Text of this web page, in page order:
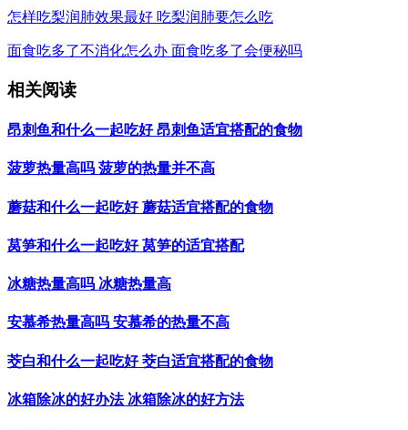
怎样吃梨润肺效果最好 吃梨润肺要怎么吃
面食吃多了不消化怎么办 面食吃多了会便秘吗
相关阅读
昂刺鱼和什么一起吃好 昂刺鱼适宜搭配的食物
菠萝热量高吗 菠萝的热量并不高
蘑菇和什么一起吃好 蘑菇适宜搭配的食物
莴笋和什么一起吃好 莴笋的适宜搭配
冰糖热量高吗 冰糖热量高
安慕希热量高吗 安慕希的热量不高
茭白和什么一起吃好 茭白适宜搭配的食物
冰箱除冰的好办法 冰箱除冰的好方法